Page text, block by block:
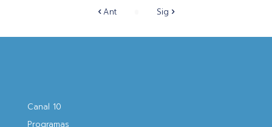
Ant Sig
Canal 10
Programas